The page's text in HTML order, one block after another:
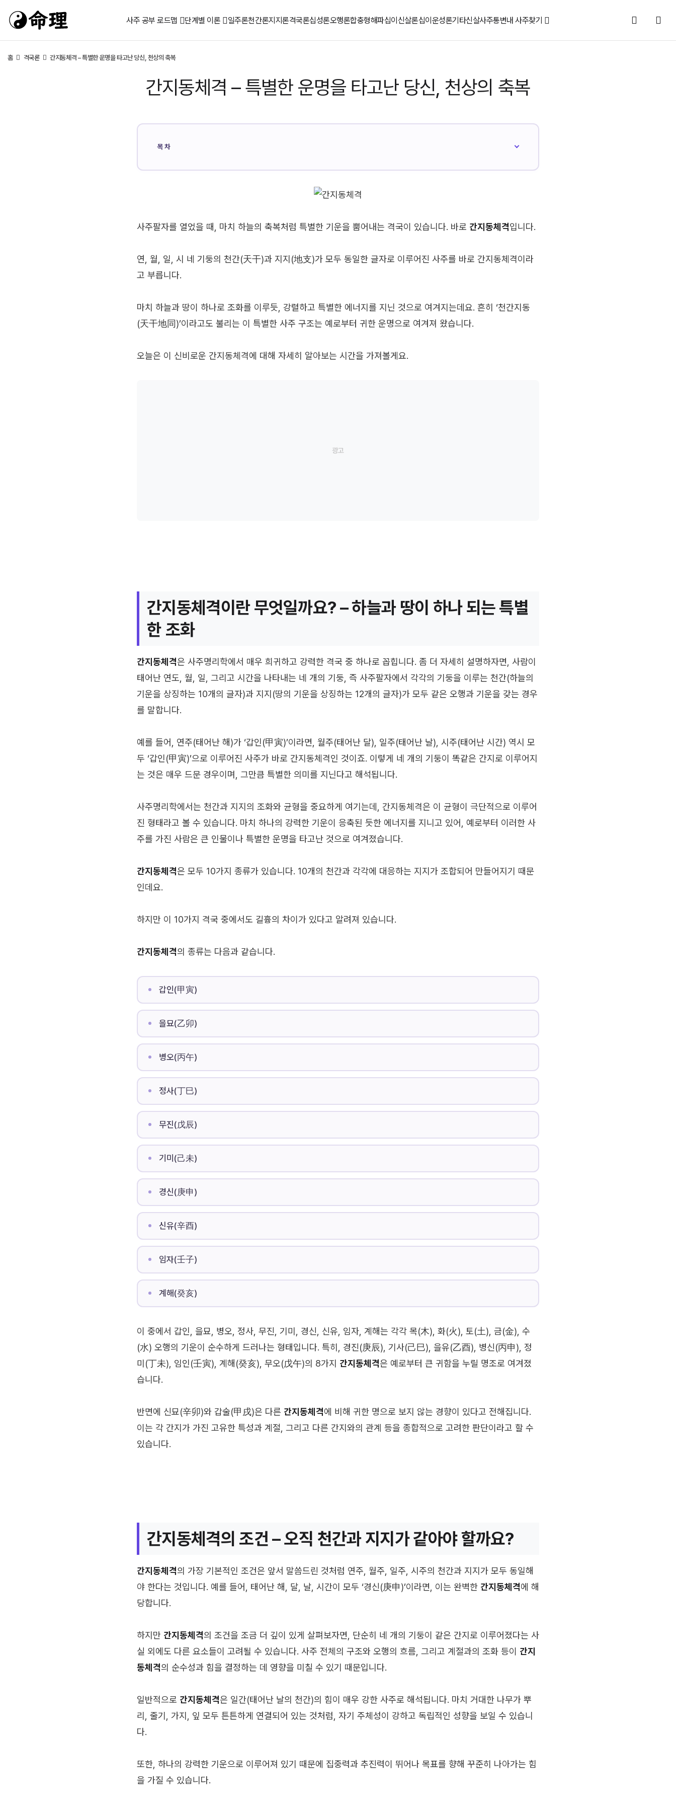
사주 공부 로드맵 단계별 이론 일주론천간론지지론격국론십성론오행론합충형해파십이신살론십이운성론기타신살사주통변내 사주찾기
홈 격국론 간지동체격 – 특별한 운명을 타고난 당신, 천상의 축복
간지동체격 – 특별한 운명을 타고난 당신, 천상의 축복
목차
사주팔자를 열었을 때, 마치 하늘의 축복처럼 특별한 기운을 뿜어내는 격국이 있습니다. 바로 간지동체격입니다.
연, 월, 일, 시 네 기둥의 천간(天干)과 지지(地支)가 모두 동일한 글자로 이루어진 사주를 바로 간지동체격이라
고 부릅니다.
마치 하늘과 땅이 하나로 조화를 이루듯, 강렬하고 특별한 에너지를 지닌 것으로 여겨지는데요. 흔히 ‘천간지동
(天干地同)’이라고도 불리는 이 특별한 사주 구조는 예로부터 귀한 운명으로 여겨져 왔습니다.
오늘은 이 신비로운 간지동체격에 대해 자세히 알아보는 시간을 가져볼게요.
간지동체격이란 무엇일까요? – 하늘과 땅이 하나 되는 특별
한 조화
간지동체격은 사주명리학에서 매우 희귀하고 강력한 격국 중 하나로 꼽힙니다. 좀 더 자세히 설명하자면, 사람이
태어난 연도, 월, 일, 그리고 시간을 나타내는 네 개의 기둥, 즉 사주팔자에서 각각의 기둥을 이루는 천간(하늘의
기운을 상징하는 10개의 글자)과 지지(땅의 기운을 상징하는 12개의 글자)가 모두 같은 오행과 기운을 갖는 경우
를 말합니다.
예를 들어, 연주(태어난 해)가 ‘갑인(甲寅)’이라면, 월주(태어난 달), 일주(태어난 날), 시주(태어난 시간) 역시 모
두 ‘갑인(甲寅)’으로 이루어진 사주가 바로 간지동체격인 것이죠. 이렇게 네 개의 기둥이 똑같은 간지로 이루어지
는 것은 매우 드문 경우이며, 그만큼 특별한 의미를 지닌다고 해석됩니다.
사주명리학에서는 천간과 지지의 조화와 균형을 중요하게 여기는데, 간지동체격은 이 균형이 극단적으로 이루어
진 형태라고 볼 수 있습니다. 마치 하나의 강력한 기운이 응축된 듯한 에너지를 지니고 있어, 예로부터 이러한 사
주를 가진 사람은 큰 인물이나 특별한 운명을 타고난 것으로 여겨졌습니다.
간지동체격은 모두 10가지 종류가 있습니다. 10개의 천간과 각각에 대응하는 지지가 조합되어 만들어지기 때문
인데요.
하지만 이 10가지 격국 중에서도 길흉의 차이가 있다고 알려져 있습니다.
간지동체격의 종류는 다음과 같습니다.
갑인(甲寅)
을묘(乙卯)
병오(丙午)
정사(丁巳)
무진(戊辰)
기미(己未)
경신(庚申)
신유(辛酉)
임자(壬子)
계해(癸亥)
이 중에서 갑인, 을묘, 병오, 정사, 무진, 기미, 경신, 신유, 임자, 계해는 각각 목(木), 화(火), 토(土), 금(金), 수
(水) 오행의 기운이 순수하게 드러나는 형태입니다. 특히, 경진(庚辰), 기사(己巳), 을유(乙酉), 병신(丙申), 정
미(丁未), 임인(壬寅), 계해(癸亥), 무오(戊午)의 8가지 간지동체격은 예로부터 큰 귀함을 누릴 명조로 여겨졌
습니다.
반면에 신묘(辛卯)와 갑술(甲戌)은 다른 간지동체격에 비해 귀한 명으로 보지 않는 경향이 있다고 전해집니다.
이는 각 간지가 가진 고유한 특성과 계절, 그리고 다른 간지와의 관계 등을 종합적으로 고려한 판단이라고 할 수
있습니다.
간지동체격의 조건 – 오직 천간과 지지가 같아야 할까요?
간지동체격의 가장 기본적인 조건은 앞서 말씀드린 것처럼 연주, 월주, 일주, 시주의 천간과 지지가 모두 동일해
야 한다는 것입니다. 예를 들어, 태어난 해, 달, 날, 시간이 모두 ‘경신(庚申)’이라면, 이는 완벽한 간지동체격에 해
당합니다.
하지만 간지동체격의 조건을 조금 더 깊이 있게 살펴보자면, 단순히 네 개의 기둥이 같은 간지로 이루어졌다는 사
실 외에도 다른 요소들이 고려될 수 있습니다. 사주 전체의 구조와 오행의 흐름, 그리고 계절과의 조화 등이 간지
동체격의 순수성과 힘을 결정하는 데 영향을 미칠 수 있기 때문입니다.
일반적으로 간지동체격은 일간(태어난 날의 천간)의 힘이 매우 강한 사주로 해석됩니다. 마치 거대한 나무가 뿌
리, 줄기, 가지, 잎 모두 튼튼하게 연결되어 있는 것처럼, 자기 주체성이 강하고 독립적인 성향을 보일 수 있습니
다.
또한, 하나의 강력한 기운으로 이루어져 있기 때문에 집중력과 추진력이 뛰어나 목표를 향해 꾸준히 나아가는 힘
을 가질 수 있습니다.